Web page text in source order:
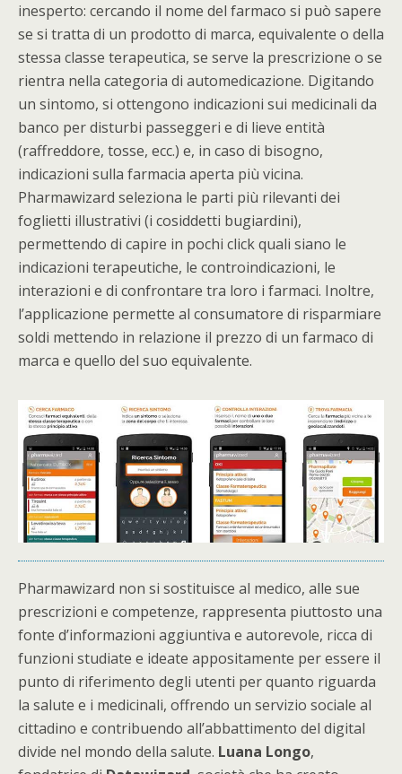
inesperto: cercando il nome del farmaco si può sapere
se si tratta di un prodotto di marca, equivalente o della
stessa classe terapeutica, se serve la prescrizione o se
rientra nella categoria di automedicazione. Digitando
un sintomo, si ottengono indicazioni sui medicinali da
banco per disturbi passeggeri e di lieve entità
(raffreddore, tosse, ecc.) e, in caso di bisogno,
indicazioni sulla farmacia aperta più vicina.
Pharmawizard seleziona le parti più rilevanti dei
foglietti illustrativi (i cosiddetti bugiardini),
permettendo di capire in pochi click quali siano le
indicazioni terapeutiche, le controindicazioni, le
interazioni e di confrontare tra loro i farmaci. Inoltre,
l’applicazione permette al consumatore di risparmiare
soldi mettendo in relazione il prezzo di un farmaco di
marca e quello del suo equivalente.
Pharmawizard non si sostituisce al medico, alle sue
prescrizioni e competenze, rappresenta piuttosto una
fonte d’informazioni aggiuntiva e autorevole, ricca di
funzioni studiate e ideate appositamente per essere il
punto di riferimento degli utenti per quanto riguarda
la salute e i medicinali, offrendo un servizio sociale al
cittadino e contribuendo all’abbattimento del digital
divide nel mondo della salute. Luana Longo,